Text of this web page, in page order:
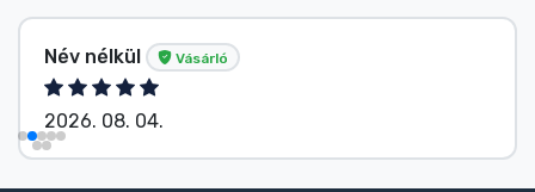
Név nélkül Vásárló
2026. 08. 04.